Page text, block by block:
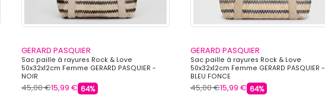
GERARD PASQUIER
Sac paille à rayures Rock & Love
50x32x12cm Femme GERARD PASQUIER -
NOIR
45,00 €15,99 € 64%
GERARD PASQUIER
Sac paille à rayures Rock & Love
50x32x12cm Femme GERARD PASQUIER -
BLEU FONCE
45,00 €15,99 € 64%